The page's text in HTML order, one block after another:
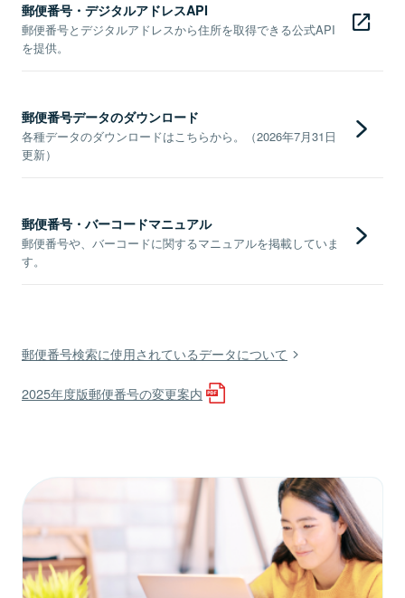
郵便番号・デジタルアドレスAPI
郵便番号とデジタルアドレスから住所を取得できる公式API
を提供。
郵便番号データのダウンロード
各種データのダウンロードはこちらから。（2026年7月31日
更新）
郵便番号・バーコードマニュアル
郵便番号や、バーコードに関するマニュアルを掲載していま
す。
郵便番号検索に使用されているデータについて
2025年度版郵便番号の変更案内